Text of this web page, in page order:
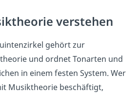
verstehen
gehört zur
und ordnet Tonarten und
in einem festen System. Wer
Musiktheorie beschäftigt,